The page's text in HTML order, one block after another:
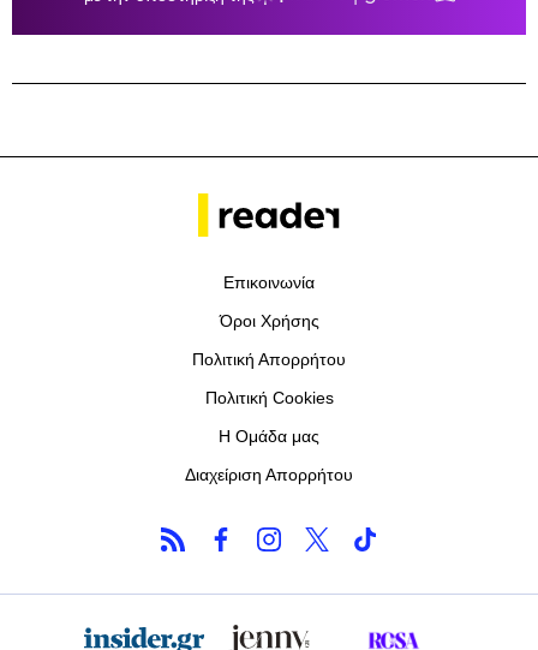
Επικοινωνία
Όροι Χρήσης
Πολιτική Απορρήτου
Πολιτική Cookies
Η Ομάδα μας
Διαχείριση Απορρήτου